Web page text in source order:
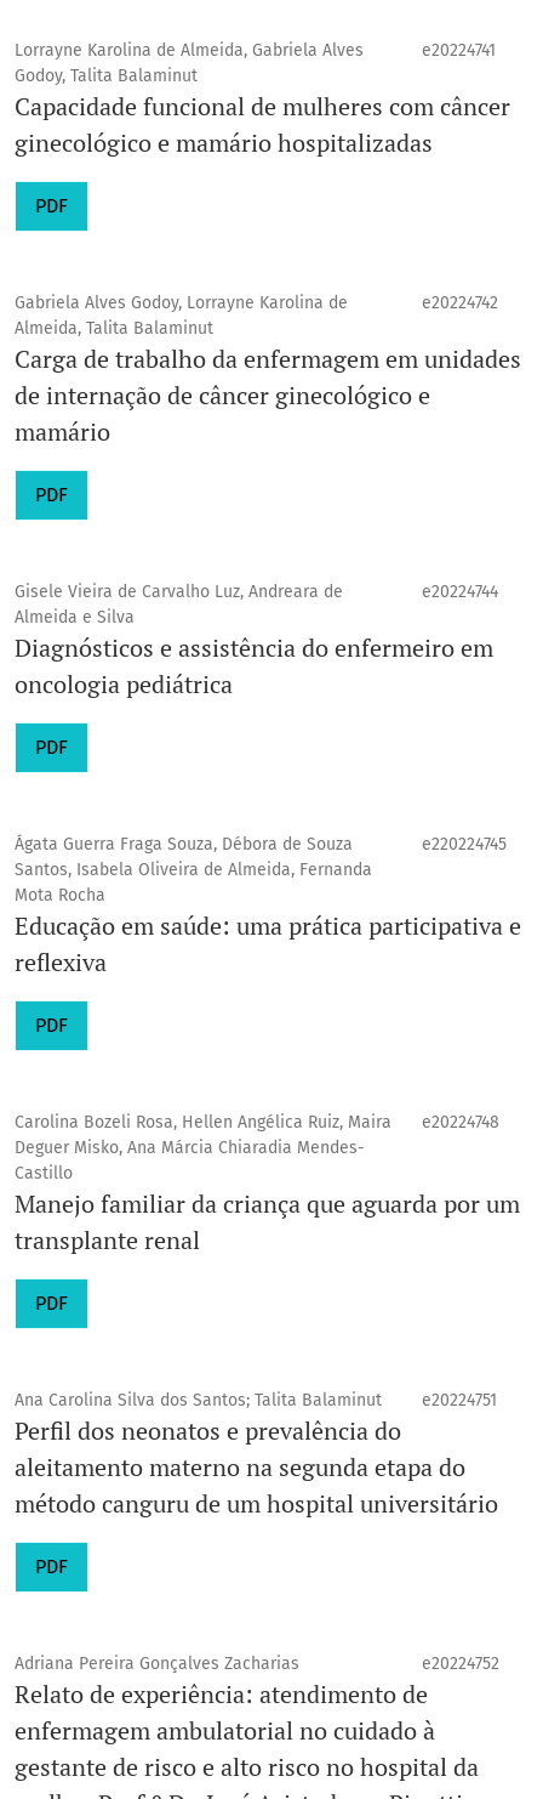
Lorrayne Karolina de Almeida, Gabriela Alves
Godoy, Talita Balaminut
e20224741
Capacidade funcional de mulheres com câncer
ginecológico e mamário hospitalizadas
PDF
Gabriela Alves Godoy, Lorrayne Karolina de
Almeida, Talita Balaminut
e20224742
Carga de trabalho da enfermagem em unidades
de internação de câncer ginecológico e
mamário
PDF
Gisele Vieira de Carvalho Luz, Andreara de
Almeida e Silva
e20224744
Diagnósticos e assistência do enfermeiro em
oncologia pediátrica
PDF
Ágata Guerra Fraga Souza, Débora de Souza
Santos, Isabela Oliveira de Almeida, Fernanda
Mota Rocha
e220224745
Educação em saúde: uma prática participativa e
reflexiva
PDF
Carolina Bozeli Rosa, Hellen Angélica Ruiz, Maira
Deguer Misko, Ana Márcia Chiaradia Mendes-
Castillo
e20224748
Manejo familiar da criança que aguarda por um
transplante renal
PDF
Ana Carolina Silva dos Santos; Talita Balaminut e20224751
Perfil dos neonatos e prevalência do
aleitamento materno na segunda etapa do
método canguru de um hospital universitário
PDF
Adriana Pereira Gonçalves Zacharias e20224752
Relato de experiência: atendimento de
enfermagem ambulatorial no cuidado à
gestante de risco e alto risco no hospital da